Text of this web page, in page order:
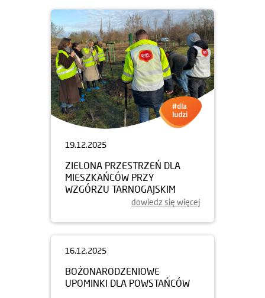
19.12.2025
ZIELONA PRZESTRZEŃ DLA
MIESZKAŃCÓW PRZY
WZGÓRZU TARNOGAJSKIM
dowiedz się więcej